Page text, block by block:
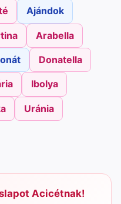
Ajándok
Arabella
Donatella
Ibolya
Uránia
Acicétnak!